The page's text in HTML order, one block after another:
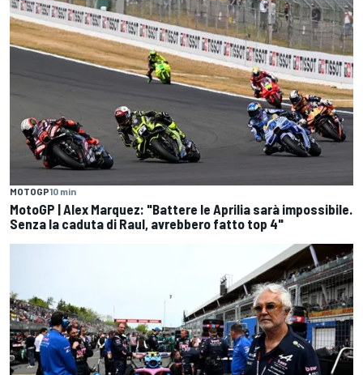
MOTOGP10 min
MotoGP | Alex Marquez: "Battere le Aprilia sarà impossibile.
Senza la caduta di Raul, avrebbero fatto top 4"